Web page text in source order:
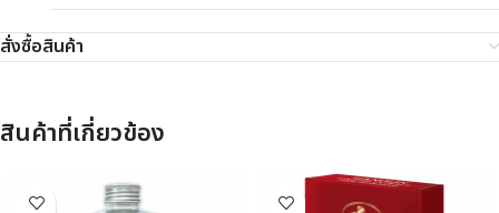
สั่งซื้อสินค้า
สินค้าที่เกี่ยวข้อง